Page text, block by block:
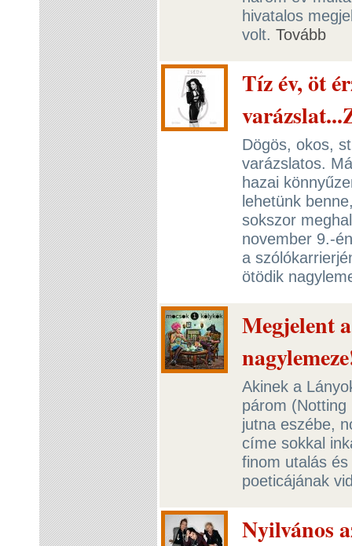
hivatalos
volt. Tovább
Tíz év, öt
Dögös, okos,
varázslatos.
hazai
lehetünk
sokszor
november 9.-
a
ötödik
Megjelent
Akinek a
párom
jutna eszébe,
címe sokkal
finom utalás
poeticájának
Nyilvános